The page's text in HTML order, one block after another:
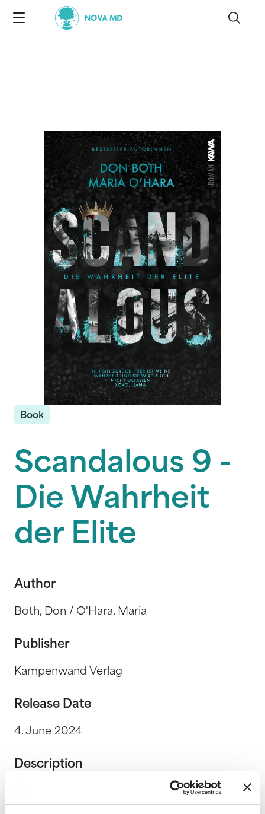
Book
Scandalous 9 -
Die Wahrheit
der Elite
Author
Both, Don / O'Hara, Maria
Publisher
Kampenwand Verlag
Release Date
4. June 2024
Description
Hallo Du. Ich heiße Liana White. Ich bin
achtundzwanzig Jahre alt. Ich habe den